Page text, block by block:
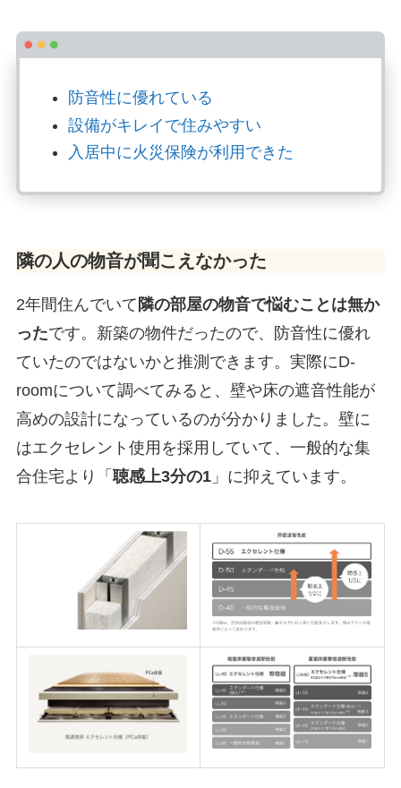
防音性に優れている
設備がキレイで住みやすい
入居中に火災保険が利用できた
隣の人の物音が聞こえなかった
2年間住んでいて 隣の部屋の物音で悩むことは無か
ったです。新築の物件だったので、防音性に優れ
ていたのではないかと推測できます。実際にD-
roomについて調べてみると、壁や床の遮音性能が
高めの設計になっているのが分かりました。壁に
はエクセレント使用を採用していて、一般的な集
合住宅より「 聴感上3分の1」に抑えています。